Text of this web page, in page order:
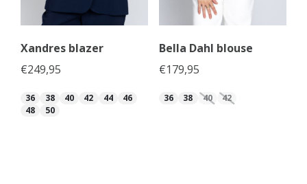
Xandres blazer
€249,95
36 38 40 42 44
46
48
50
Bella Dahl blouse
€179,95
36 38 40 42